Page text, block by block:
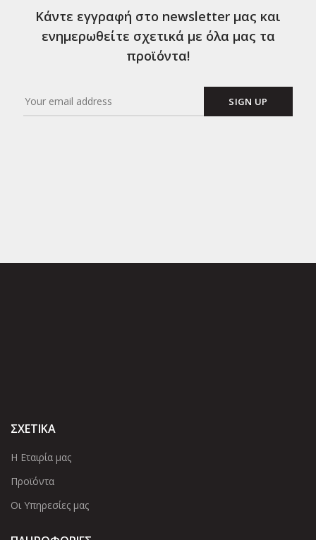
Κάντε εγγραφή στο newsletter μας και
ενημερωθείτε σχετικά με όλα μας τα
προϊόντα!
ΣΧΕΤΙΚΑ
Η Εταιρία μας
Προϊόντα
Οι Υπηρεσίες μας